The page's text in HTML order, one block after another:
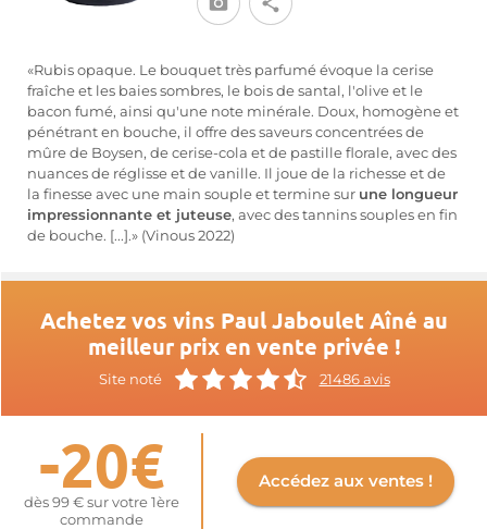
«Rubis opaque. Le bouquet très parfumé évoque la cerise
fraîche et les baies sombres, le bois de santal, l'olive et le
bacon fumé, ainsi qu'une note minérale. Doux, homogène et
pénétrant en bouche, il offre des saveurs concentrées de
mûre de Boysen, de cerise-cola et de pastille florale, avec des
nuances de réglisse et de vanille. Il joue de la richesse et de
la finesse avec une main souple et termine sur une longueur
impressionnante et juteuse, avec des tannins souples en fin
de bouche. [...].» (Vinous 2022)
Achetez vos vins Paul Jaboulet Aîné au
meilleur prix en vente privée !
Site noté 21486 avis
-20€
dès 99 € sur votre 1ère
commande
Accédez aux ventes !